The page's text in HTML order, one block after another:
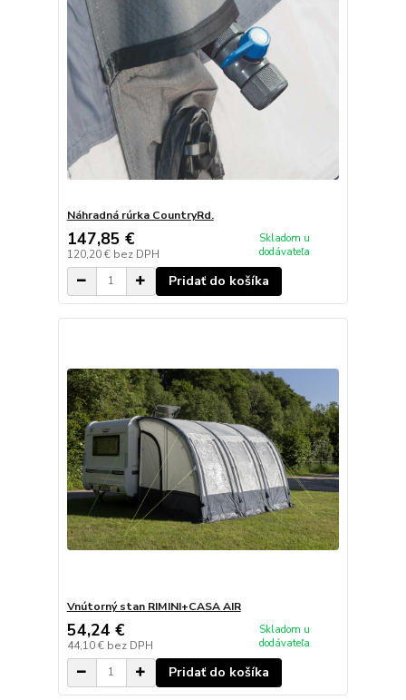
Náhradná rúrka CountryRd.
147,85 €
120,20 € bez DPH
Skladom u
dodávateľa
Pridať do košíka
Vnútorný stan RIMINI+CASA AIR
54,24 €
44,10 € bez DPH
Skladom u
dodávateľa
Pridať do košíka